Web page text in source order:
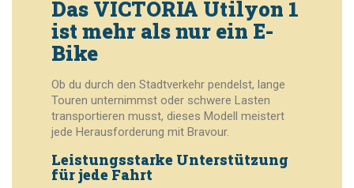
Das VICTORIA Utilyon 1
ist mehr als nur ein E-
Bike
Ob du durch den Stadtverkehr pendelst, lange
Touren unternimmst oder schwere Lasten
transportieren musst, dieses Modell meistert
jede Herausforderung mit Bravour.
Leistungsstarke Unterstützung
für jede Fahrt